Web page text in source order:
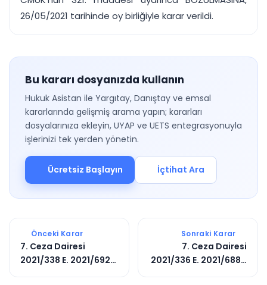
26/05/2021 tarihinde oy birliğiyle karar verildi.
Bu kararı dosyanızda kullanın
Hukuk Asistan ile Yargıtay, Danıştay ve emsal
kararlarında gelişmiş arama yapın; kararları
dosyalarınıza ekleyin, UYAP ve UETS entegrasyonuyla
işlerinizi tek yerden yönetin.
Ücretsiz Başlayın İçtihat Ara
Önceki Karar
7. Ceza Dairesi
2021/338 E. 2021/6927
Sonraki Karar
7. Ceza Dairesi
2021/336 E. 2021/6884